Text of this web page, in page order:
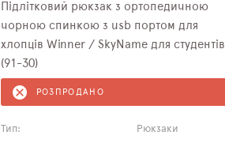
Підлітковий рюкзак з ортопедичною
чорною спинкою з usb портом для
хлопців Winner / SkyName для студентів
(91-30)
РОЗПРОДАНО
Тип:
Рюкзаки